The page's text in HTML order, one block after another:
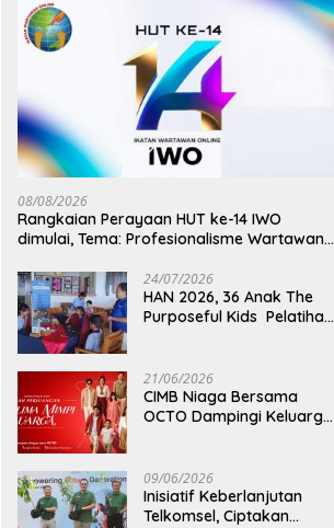
08/08/2026
Rangkaian Perayaan HUT ke-14 IWO
dimulai, Tema: Profesionalisme Wartawan
24/07/2026
HAN 2026, 36 Anak The
Purposeful Kids Pelatihan
21/06/2026
CIMB Niaga Bersama
OCTO Dampingi Keluarga
09/06/2026
Inisiatif Keberlanjutan
Telkomsel, Ciptakan